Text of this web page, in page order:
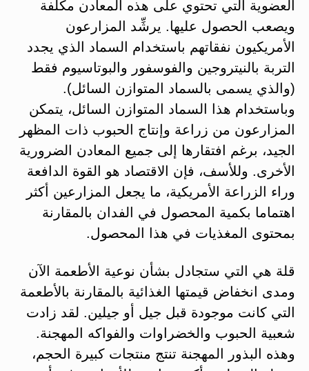
العضوية التي تحتوي على هذه المعادن مكلفة
ويصعب الحصول عليها. يرشِّد المزارعون
الأمريكيون نفقاتهم باستخدام السماد الذي يجدد
التربة بالنيتروجين والفوسفور والبوتاسيوم فقط
(والذي يسمى بالسماد المتوازن السائل).
وباستخدام هذا السماد المتوازن السائل، يتمكن
المزارعون من زراعة وإنتاج الحبوب ذات المظهر
الجيد، برغم افتقارها إلى جميع المعادن الضرورية
الأخرى. وللأسف، فإن الاقتصاد هو القوة الدافعة
وراء الزراعة الأمريكية، ما يجعل المزارعين أكثر
اهتماما بكمية المحصول في الفدان بالمقارنة
بمحتوى المغذيات في هذا المحصول.
قلة هي التي ستجادل بشأن نوعية الأطعمة الآن
ومدى انخفاض قيمتها الغذائية بالمقارنة بالأطعمة
التي كانت موجودة قبل جيل أو جيلين. لقد زادت
شعبية الحبوب والخضراوات والفواكه المهجنة.
وهذه البذور المهجنة تنتج منتجات كبيرة الحجم،